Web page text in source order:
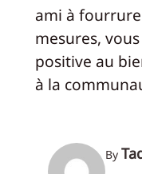
ami à
mesures,
positive au
à la
By